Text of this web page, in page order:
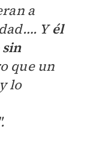
a
Yél
que un
lo